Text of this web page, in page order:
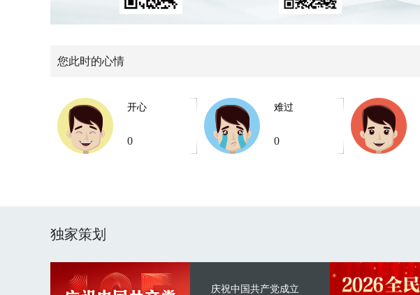
您此时的心情
开心
0
难过
0
独家策划
庆祝中国共产党成立